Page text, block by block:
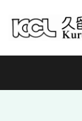
ス